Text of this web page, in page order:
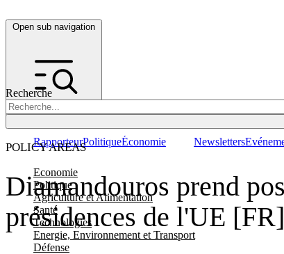
Open sub navigation
Recherche
POLICY AREAS
Economie
Politique
Agriculture et Alimentation
Santé
Technologies
Energie, Environnement et Transport
Défense
RapporteurPolitiqueÉconomie Newsletters
Diamandouros prend
présidences de l'UE [FR]